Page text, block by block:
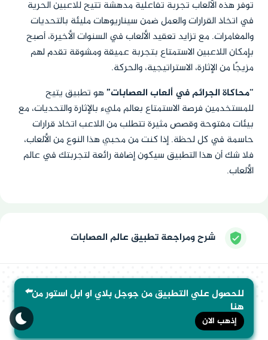
توفر هذه الألعاب تجربة تفاعلية مدهشة تتيح للاعبين الحرية
في اتخاذ القرارات والعمل ضمن سيناريوهات مليئة بالتحديات
والمغامرات. مع تزايد تعقيد الألعاب في السنوات الأخيرة، أصبح
بإمكان اللاعبين الاستمتاع بتجربة عميقة ومشوقة تقدم لهم
مزيجًا من الإثارة، الاستراتيجية، والحركة.
“محاكاة الجرائم في ألعاب العصابات”هو تطبيق يتيح
للمستخدمين فرصة الاستمتاع بعالم مليء بالإثارة والتحديات، مع
بيئات مفتوحة وقصص مثيرة تتطلب من اللاعب اتخاذ قرارات
حاسمة في كل لحظة. إذا كنت من محبي هذا النوع من الألعاب،
فلا شك أن هذا التطبيق سيكون إضافة رائعة لتجربتك في عالم
الألعاب.
شرح ومراجعة تطبيق عالم العصابات
⬅️للحصول علي التطبيق من جوجل بلاي او ابل استور من
هنا
إذهب الان